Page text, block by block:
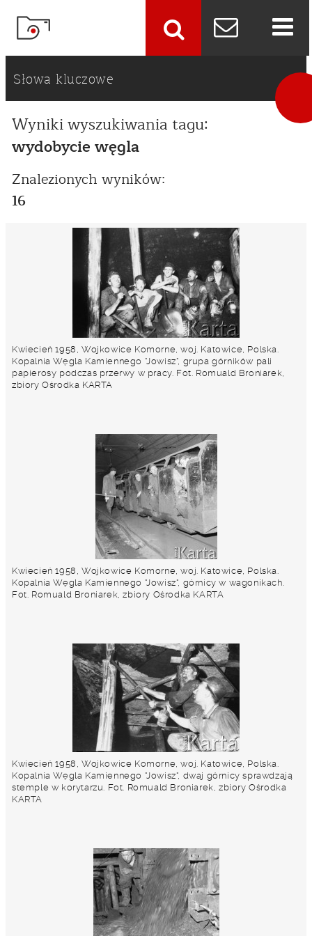
Słowa kluczowe
Wyniki wyszukiwania tagu:
wydobycie węgla
Znalezionych wyników:
16
Kwiecień 1958, Wojkowice Komorne, woj. Katowice, Polska.
Kopalnia Węgla Kamiennego "Jowisz", grupa górników pali
papierosy podczas przerwy w pracy. Fot. Romuald Broniarek,
zbiory Ośrodka KARTA
Kwiecień 1958, Wojkowice Komorne, woj. Katowice, Polska.
Kopalnia Węgla Kamiennego "Jowisz", górnicy w wagonikach.
Fot. Romuald Broniarek, zbiory Ośrodka KARTA
Kwiecień 1958, Wojkowice Komorne, woj. Katowice, Polska.
Kopalnia Węgla Kamiennego "Jowisz", dwaj górnicy sprawdzają
stemple w korytarzu. Fot. Romuald Broniarek, zbiory Ośrodka
KARTA